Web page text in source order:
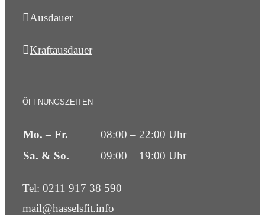
Ausdauer
Kraftausdauer
ÖFFNUNGSZEITEN
Mo. – Fr.
08:00 – 22:00 Uhr
Sa. & So.
09:00 – 19:00 Uhr
Tel: 0211 917 38 590
mail@hasselsfit.info